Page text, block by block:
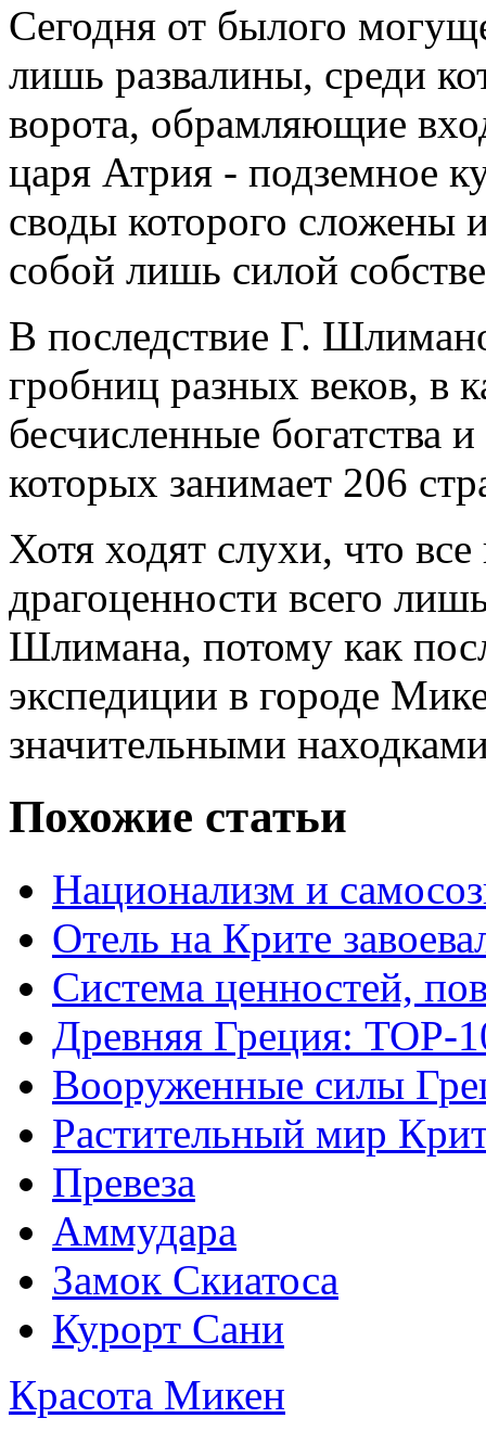
Сегодня от былого
лишь развалины, среди
ворота, обрамляющие
царя Атрия - подземное
своды которого сложены
собой лишь силой
В последствие Г.
гробниц разных веков, в
бесчисленные богатства
которых занимает 206
Хотя ходят слухи, что
драгоценности всего
Шлимана, потому как
экспедиции в городе
значительными
Похожие статьи
Национализм и
Отель на Крите
Система ценностей,
Древняя Греция: TOP-
Вооруженные силы
Растительный мир
Превеза
Аммудара
Замок Скиатоса
Курорт Сани
Красота Микен